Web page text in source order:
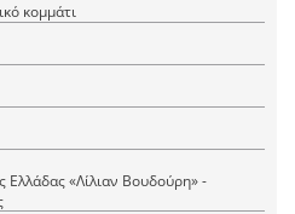
κομμάτι
«Λίλιαν Βουδούρη» -